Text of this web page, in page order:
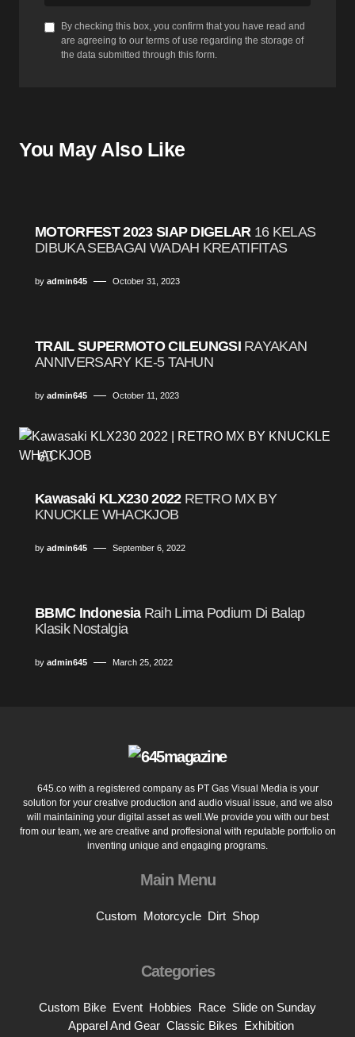
By checking this box, you confirm that you have read and
are agreeing to our terms of use regarding the storage of
the data submitted through this form.
You May Also Like
MOTORFEST 2023 SIAP DIGELAR 16 KELAS
DIBUKA SEBAGAI WADAH KREATIFITAS
by admin645 October 31, 2023
TRAIL SUPERMOTO CILEUNGSI RAYAKAN
ANNIVERSARY KE-5 TAHUN
by admin645 October 11, 2023
6
Kawasaki KLX230 2022 RETRO MX BY
KNUCKLE WHACKJOB
by admin645 September 6, 2022
1
BBMC Indonesia Raih Lima Podium Di Balap
Klasik Nostalgia
by admin645 March 25, 2022
645.co with a registered company as PT Gas Visual Media is your
solution for your creative production and audio visual issue, and we also
will maintaining your digital asset as well.We provide you with our best
from our team, we are creative and proffesional with reputable portfolio on
inventing unique and engaging programs.
Main Menu
Custom Motorcycle Dirt Shop
Categories
Custom Bike Event Hobbies Race Slide on Sunday
Apparel And Gear Classic Bikes Exhibition